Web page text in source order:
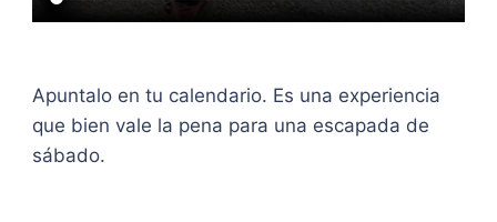
Apuntalo en tu calendario. Es una experiencia
que bien vale la pena para una escapada de
sábado.